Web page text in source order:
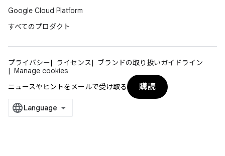
Google Cloud Platform
すべてのプロダクト
プライバシー ライセンス
ブランドの取り扱いガイドライン
Manage cookies
ニュースやヒントをメールで受け取る
購読